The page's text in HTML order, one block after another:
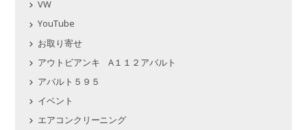
VW
YouTube
お取り寄せ
アウトビアンキ A１１２アバルト
アバルト５９５
イベント
エアコンクリーニング